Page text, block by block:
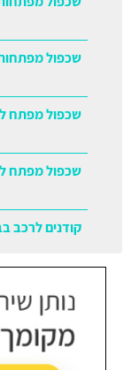
שכפול
שכפול מפתח
שכפול מפתח
קודנים לרכב